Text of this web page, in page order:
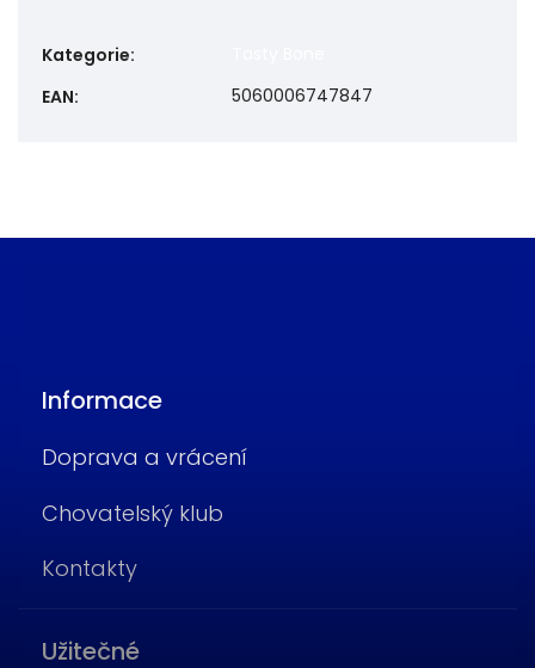
Kategorie:
EAN: 5060006747847
Informace
Doprava a vrácení
Chovatelský klub
Kontakty
Užitečné